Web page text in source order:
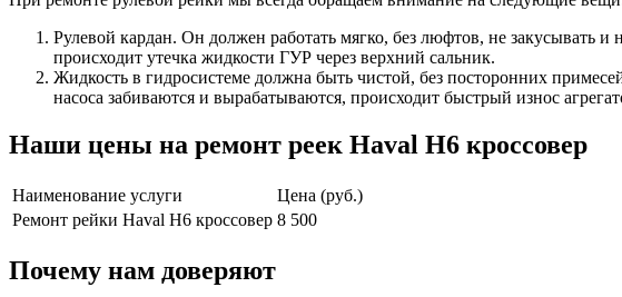
Рулевой кардан. Он должен работать мягко, без люфтов, не закусывать
происходит утечка жидкости ГУР через верхний сальник.
Жидкость в гидросистеме должна быть чистой, без посторонних
насоса забиваются и вырабатываются, происходит быстрый износ
Наши цены на ремонт реек Haval H6 кроссовер
Наименование услуги
Цена (руб.)
Ремонт рейки Haval H6 кроссовер 8 500
Почему нам доверяют